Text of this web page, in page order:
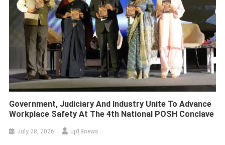
Government, Judiciary And Industry Unite To Advance
Workplace Safety At The 4th National POSH Conclave
July 28, 2026 up18news